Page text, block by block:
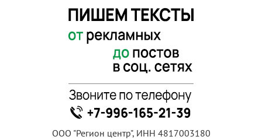
ООО "Регион центр", ИНН 4817003180